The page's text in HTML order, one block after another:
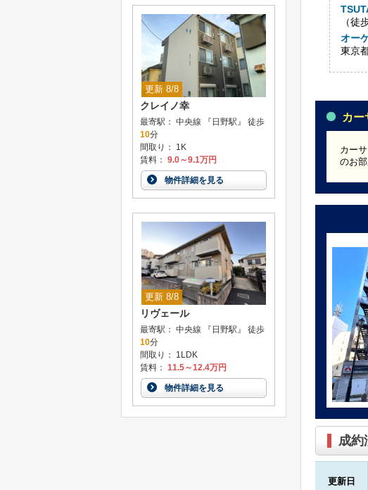
（徒
オー
東京
カー
カー
のお
成約
更新日
更新 8/8
クレイノ幸
最寄駅： 中央線 『日野駅』 徒歩
10分
間取り： 1K
賃料： 9.0～9.1万円
物件詳細を見る
更新 8/8
リヴェール
最寄駅： 中央線 『日野駅』 徒歩
10分
間取り： 1LDK
賃料： 11.5～12.4万円
物件詳細を見る